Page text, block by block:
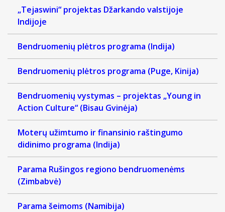
„Tejaswini“ projektas Džarkando valstijoje
Indijoje
Bendruomenių plėtros programa (Indija)
Bendruomenių plėtros programa (Puge, Kinija)
Bendruomenių vystymas – projektas „Young in
Action Culture“ (Bisau Gvinėja)
Moterų užimtumo ir finansinio raštingumo
didinimo programa (Indija)
Parama Rušingos regiono bendruomenėms
(Zimbabvė)
Parama šeimoms (Namibija)